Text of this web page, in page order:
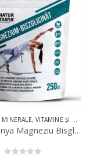
MINERALE,VITAMINE ȘI MINERALE
Natur Tanya Magneziu Bisglicinat 250 Capsule